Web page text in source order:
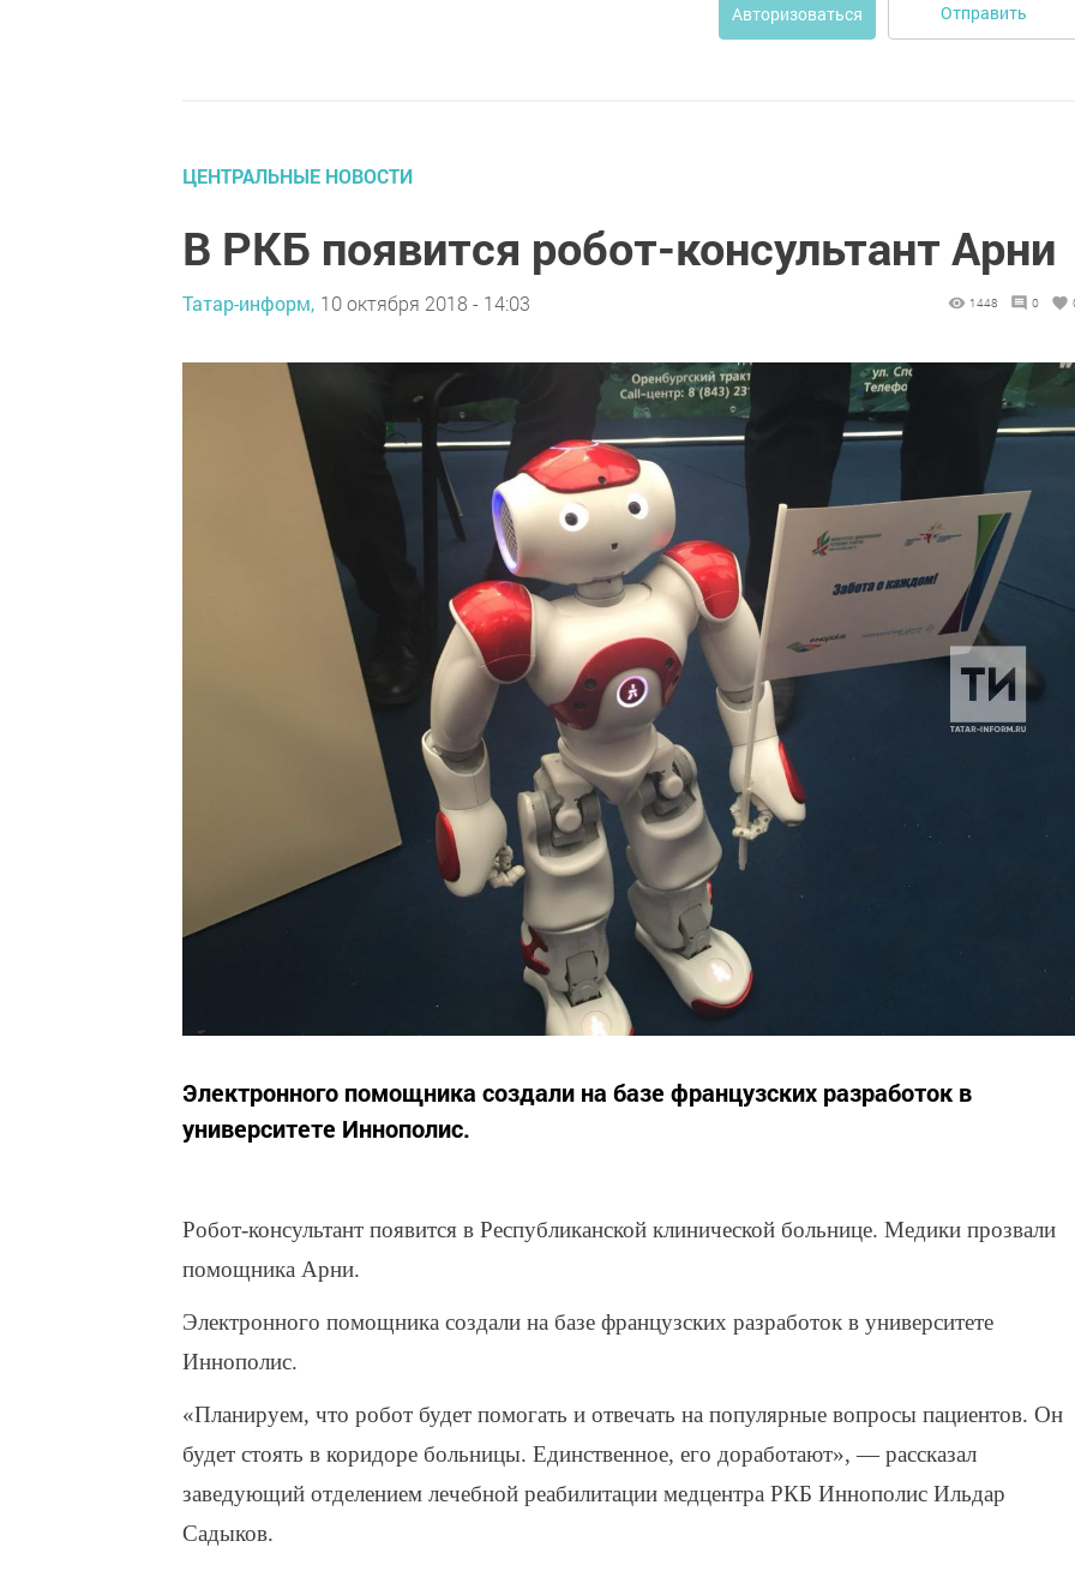
Авторизоваться Отправить
ЦЕНТРАЛЬНЫЕ НОВОСТИ
В РКБ появится робот-консультант Арни
Татар-информ, 10 октября 2018 - 14:03 1448 0
Электронного помощника создали на базе французских разработок в
университете Иннополис.
Робот-консультант появится в Республиканской клинической больнице. Медики прозвали
помощника Арни.
Электронного помощника создали на базе французских разработок в университете
Иннополис.
«Планируем, что робот будет помогать и отвечать на популярные вопросы пациентов. Он
будет стоять в коридоре больницы. Единственное, его доработают», — рассказал
заведующий отделением лечебной реабилитации медцентра РКБ Иннополис Ильдар
Садыков.